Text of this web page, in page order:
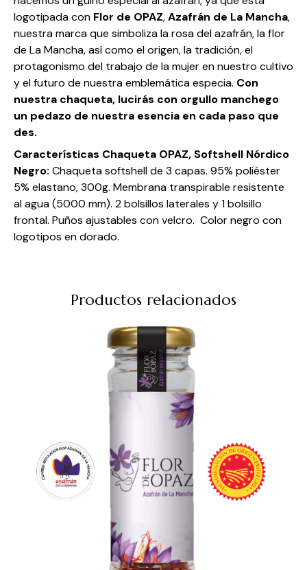
logotipada con Flor de OPAZ,Azafrán de La Mancha,
nuestra marca que simboliza la rosa del azafrán, la flor
de La Mancha, así como el origen, la tradición, el
protagonismo del trabajo de la mujer en nuestro cultivo
y el futuro de nuestra emblemática especia. Con
nuestra chaqueta, lucirás con orgullo manchego
un pedazo de nuestra esencia en cada paso que
des.
Características Chaqueta OPAZ, Softshell Nórdico
Negro: Chaqueta softshell de 3 capas. 95% poliéster
5% elastano, 300g. Membrana transpirable resistente
al agua (5000 mm). 2 bolsillos laterales y 1 bolsillo
frontal. Puños ajustables con velcro. Color negro con
logotipos en dorado.
Productos relacionados